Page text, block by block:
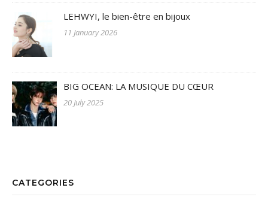
LEHWYI, le bien-être en bijoux
11 January 2026
BIG OCEAN: LA MUSIQUE DU CŒUR
20 July 2025
CATEGORIES